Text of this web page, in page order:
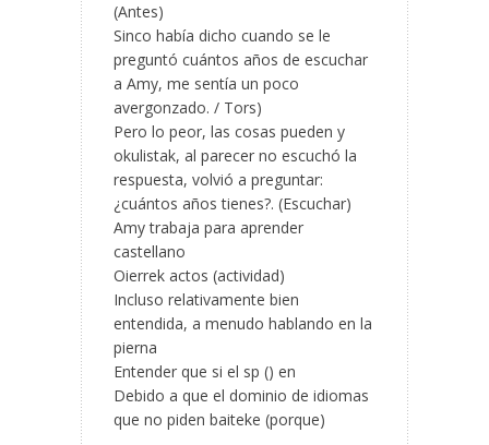
(Antes)
Sinco había dicho cuando se le
preguntó cuántos años de escuchar
a Amy, me sentía un poco
avergonzado. / Tors)
Pero lo peor, las cosas pueden y
okulistak, al parecer no escuchó la
respuesta, volvió a preguntar:
¿cuántos años tienes?. (Escuchar)
Amy trabaja para aprender
castellano
Oierrek actos (actividad)
Incluso relativamente bien
entendida, a menudo hablando en la
pierna
Entender que si el sp () en
Debido a que el dominio de idiomas
que no piden baiteke (porque)